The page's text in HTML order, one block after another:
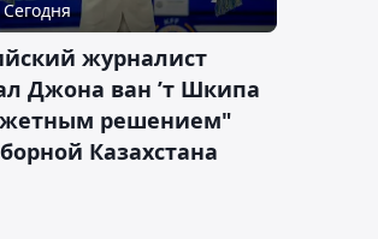
журналист
Джона ван ’т Шкипа
решением"
Казахстана